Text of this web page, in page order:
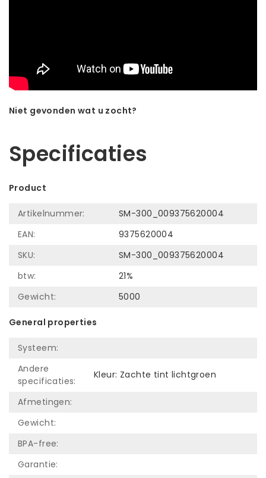
Niet gevonden wat u zocht?
Specificaties
Product
Artikelnummer:
SM-300_009375620004
EAN:
9375620004
SKU:
SM-300_009375620004
btw:
21%
Gewicht:
5000
General properties
Systeem:
Andere
specificaties:
Kleur: Zachte tint lichtgroen
Afmetingen:
Gewicht:
BPA-free:
Garantie: